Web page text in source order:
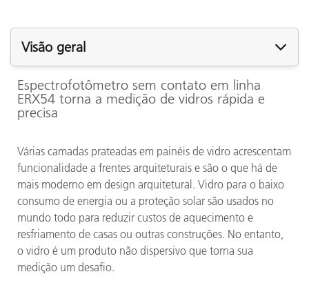
Visão geral
Espectrofotômetro sem contato em linha
ERX54 torna a medição de vidros rápida e
precisa
Várias camadas prateadas em painéis de vidro acrescentam
funcionalidade a frentes arquiteturais e são o que há de
mais moderno em design arquitetural. Vidro para o baixo
consumo de energia ou a proteção solar são usados no
mundo todo para reduzir custos de aquecimento e
resfriamento de casas ou outras construções. No entanto,
o vidro é um produto não dispersivo que torna sua
medição um desafio.